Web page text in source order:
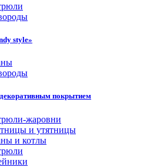
style»
покрытием
жаровни
и утятницы
и котлы